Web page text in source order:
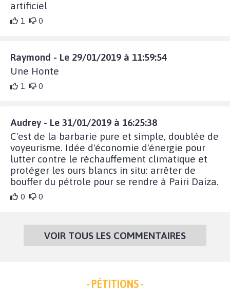
artificiel
1 0
Raymond - Le 29/01/2019 à 11:59:54
Une Honte
1 0
Audrey - Le 31/01/2019 à 16:25:38
C'est de la barbarie pure et simple, doublée de
voyeurisme. Idée d'économie d'énergie pour
lutter contre le réchauffement climatique et
protéger les ours blancs in situ: arrêter de
bouffer du pétrole pour se rendre à Pairi Daiza.
0 0
VOIR TOUS LES COMMENTAIRES
- PÉTITIONS -